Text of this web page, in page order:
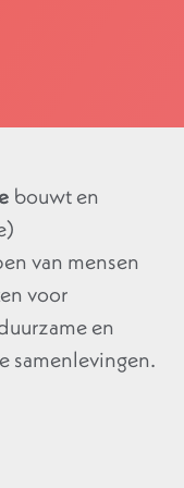
bouwt en
van mensen
voor
en
samenlevingen.